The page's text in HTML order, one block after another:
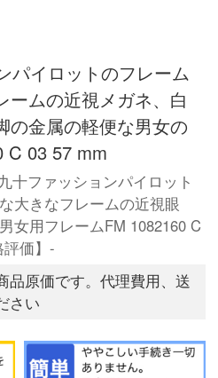
パイロットのフレーム
ームの近視メガネ、白
の金属の軽便な男女の
C 03 57 mm
十ファッションパイロット
大きなフレームの近視眼
女用フレームFM 1082160 C
価】-
品原価です。代理費用、送
さい